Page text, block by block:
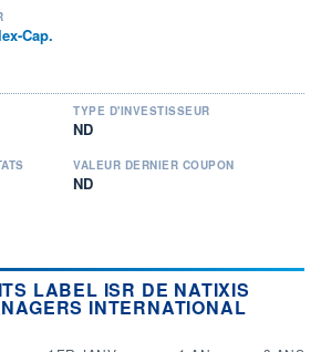
Cap.
TYPE D'INVESTISSEUR
ND
VALEUR DERNIER COUPON
ND
LABEL ISR DE NATIXIS
INTERNATIONAL